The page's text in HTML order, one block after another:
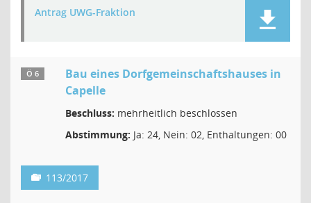
Antrag UWG-Fraktion
Ö 6
Bau eines Dorfgemeinschaftshauses in
Capelle
Beschluss: mehrheitlich beschlossen
Abstimmung: Ja: 24, Nein: 02, Enthaltungen: 00
113/2017